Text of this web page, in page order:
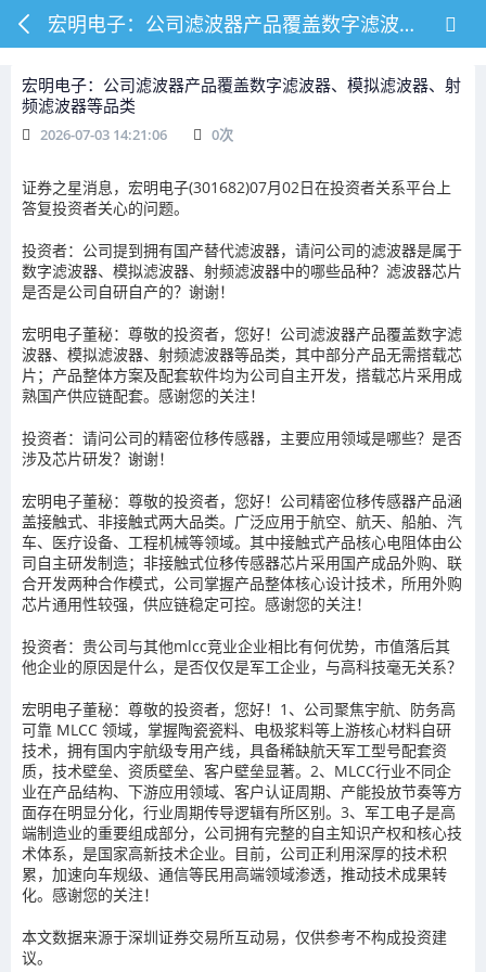
宏明电子：公司滤波器产品覆盖数字滤波器、模拟滤波器、射频滤波器等品类
宏明电子：公司滤波器产品覆盖数字滤波器、模拟滤波器、射
频滤波器等品类
2026-07-03 14:21:06 0次
证券之星消息，宏明电子(301682)07月02日在投资者关系平台上
答复投资者关心的问题。
投资者：公司提到拥有国产替代滤波器，请问公司的滤波器是属于
数字滤波器、模拟滤波器、射频滤波器中的哪些品种？滤波器芯片
是否是公司自研自产的？谢谢！
宏明电子董秘：尊敬的投资者，您好！公司滤波器产品覆盖数字滤
波器、模拟滤波器、射频滤波器等品类，其中部分产品无需搭载芯
片；产品整体方案及配套软件均为公司自主开发，搭载芯片采用成
熟国产供应链配套。感谢您的关注！
投资者：请问公司的精密位移传感器，主要应用领域是哪些？是否
涉及芯片研发？谢谢！
宏明电子董秘：尊敬的投资者，您好！公司精密位移传感器产品涵
盖接触式、非接触式两大品类。广泛应用于航空、航天、船舶、汽
车、医疗设备、工程机械等领域。其中接触式产品核心电阻体由公
司自主研发制造；非接触式位移传感器芯片采用国产成品外购、联
合开发两种合作模式，公司掌握产品整体核心设计技术，所用外购
芯片通用性较强，供应链稳定可控。感谢您的关注！
投资者：贵公司与其他mlcc竞业企业相比有何优势，市值落后其
他企业的原因是什么，是否仅仅是军工企业，与高科技毫无关系？
宏明电子董秘：尊敬的投资者，您好！1、公司聚焦宇航、防务高
可靠 MLCC 领域，掌握陶瓷瓷料、电极浆料等上游核心材料自研
技术，拥有国内宇航级专用产线，具备稀缺航天军工型号配套资
质，技术壁垒、资质壁垒、客户壁垒显著。2、MLCC行业不同企
业在产品结构、下游应用领域、客户认证周期、产能投放节奏等方
面存在明显分化，行业周期传导逻辑有所区别。3、军工电子是高
端制造业的重要组成部分，公司拥有完整的自主知识产权和核心技
术体系，是国家高新技术企业。目前，公司正利用深厚的技术积
累，加速向车规级、通信等民用高端领域渗透，推动技术成果转
化。感谢您的关注！
本文数据来源于深圳证券交易所互动易，仅供参考不构成投资建
议。